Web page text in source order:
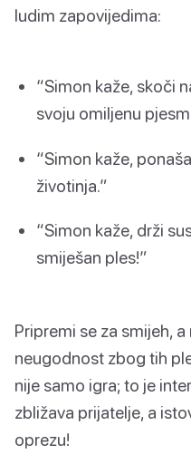
ludim zapovijedima:
“Simon kaže, skoči
svoju omiljenu
“Simon kaže,
životinja.”
“Simon kaže, drži
smiješan ples!”
Pripremi se za smijeh,
neugodnost zbog tih
nije samo igra; to je
zbližava prijatelje, a
oprezu!